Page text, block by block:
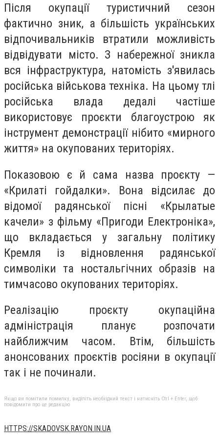
Після окупації туристичний сезон
фактично зник, а більшість українських
відпочивальників втратили можливість
відвідувати місто. З набережної зникла
вся інфраструктура, натомість з'явилась
російська військова техніка. На цьому тлі
російська влада дедалі частіше
використовує проєкти благоустрою як
інструмент демонстрації нібито «мирного
життя» на окупованих територіях.
Показовою є й сама назва проєкту —
«Крилаті гойдалки». Вона відсилає до
відомої радянської пісні «Крылатые
качели» з фільму «Пригоди Електроніка»,
що вкладається у загальну політику
Кремля із відновлення радянської
символіки та ностальгічних образів на
тимчасово окупованих територіях.
Реалізацію проєкту окупаційна
адміністрація планує розпочати
найближчим часом. Втім, більшість
анонсованих проєктів росіяни в окупації
так і не починали.
Якщо ви помітили помилку, виділіть необхідний текст і натисніть Ctrl + Enter, щоб
повідомити про це редакцію
HTTPS://SKADOVSK.RAYON.IN.UA